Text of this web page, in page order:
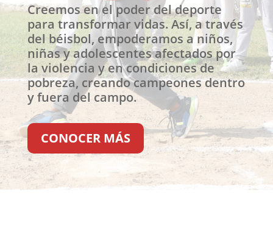
Creemos en el poder del deporte
para transformar vidas. Así, a través
del béisbol, empoderamos a niños,
niñas y adolescentes afectados por
la violencia y en condiciones de
pobreza, creando campeones dentro
y fuera del campo.
CONOCER MÁS